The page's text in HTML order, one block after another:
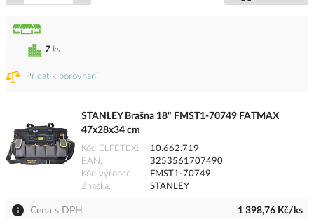
Přidat k porovnání
7 ks
STANLEY Brašna 18" FMST1-70749 FATMAX
47x28x34 cm
Kód ELFETEX
10.662.719
EAN
3253561707490
Kód výrobce
FMST1-70749
Značka
STANLEY
Cena s DPH 1 398,76 Kč/ks